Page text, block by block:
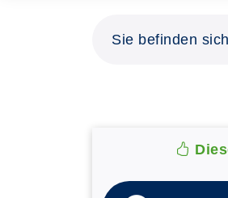
Sie befinden